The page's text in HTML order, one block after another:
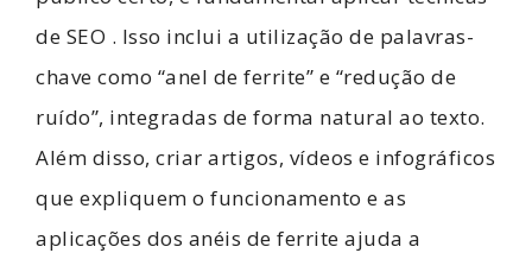
de SEO . Isso inclui a utilização de palavras-
chave como “anel de ferrite” e “redução de
ruído”, integradas de forma natural ao texto.
Além disso, criar artigos, vídeos e infográficos
que expliquem o funcionamento e as
aplicações dos anéis de ferrite ajuda a